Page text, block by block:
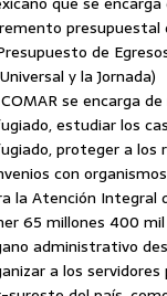
presupuestal
de
y la Jornada)
se encarga
estudiar los
proteger a los
con
la Atención Integral
65 millones 400 mil
administrativo
a los